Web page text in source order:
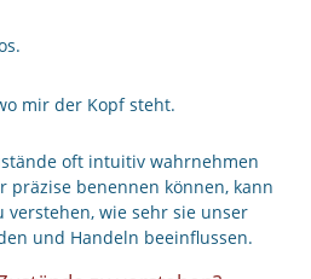
mir der Kopf steht.
oft intuitiv wahrnehmen
präzise benennen können, kann
verstehen, wie sehr sie unser
und Handeln beeinflussen.